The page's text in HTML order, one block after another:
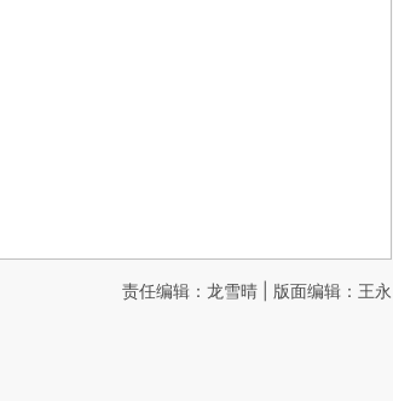
责任编辑：龙雪晴 | 版面编辑：王永